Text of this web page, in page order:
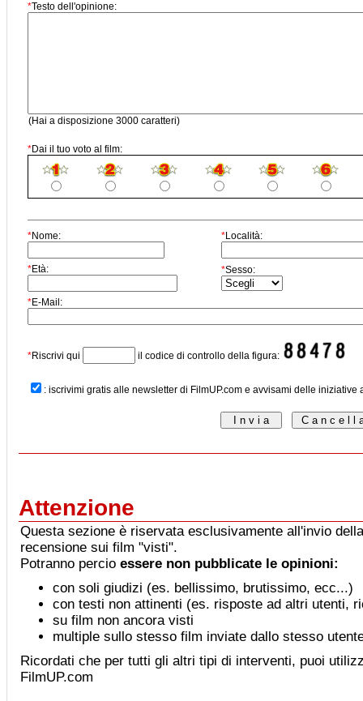
*Testo dell'opinione:
(Hai a disposizione 3000 caratteri)
*Dai il tuo voto al film:
*Nome: *Località:
*Età: *Sesso:
*E-Mail:
*Riscrivi qui il codice di controllo della figura:
: iscrivimi gratis alle newsletter di FilmUP.com e avvisami delle iniziative
Attenzione
Questa sezione è riservata esclusivamente all'invio
recensione sui film "visti".
Potranno percio essere non pubblicate le opinioni:
con soli giudizi (es. bellissimo, brutissimo, ecc...)
con testi non attinenti (es. risposte ad altri utenti,
su film non ancora visti
multiple sullo stesso film inviate dallo stesso
Ricordati che per tutti gli altri tipi di interventi, puoi
FilmUP.com